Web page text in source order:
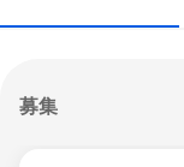
募集